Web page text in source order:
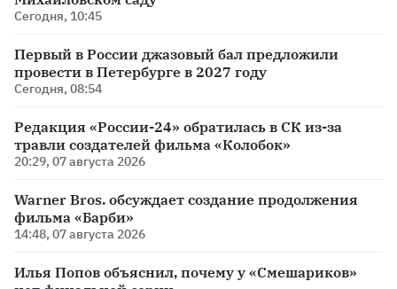
Сегодня, 10:45
Первый в России джазовый бал предложили
провести в Петербурге в 2027 году
Сегодня, 08:54
Редакция «России-24» обратилась в СК из-за
травли создателей фильма «Колобок»
20:29, 07 августа 2026
Warner Bros. обсуждает создание продолжения
фильма «Барби»
14:48, 07 августа 2026
Илья Попов объяснил, почему у «Смешариков»